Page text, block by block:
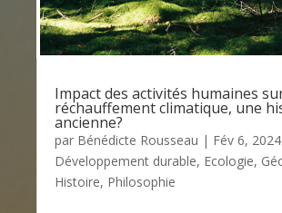
Impact des activités humaines
réchauffement climatique, une
ancienne?
par Bénédicte Rousseau | Fév 6, 2024
Développement durable, Ecologie,
Histoire, Philosophie